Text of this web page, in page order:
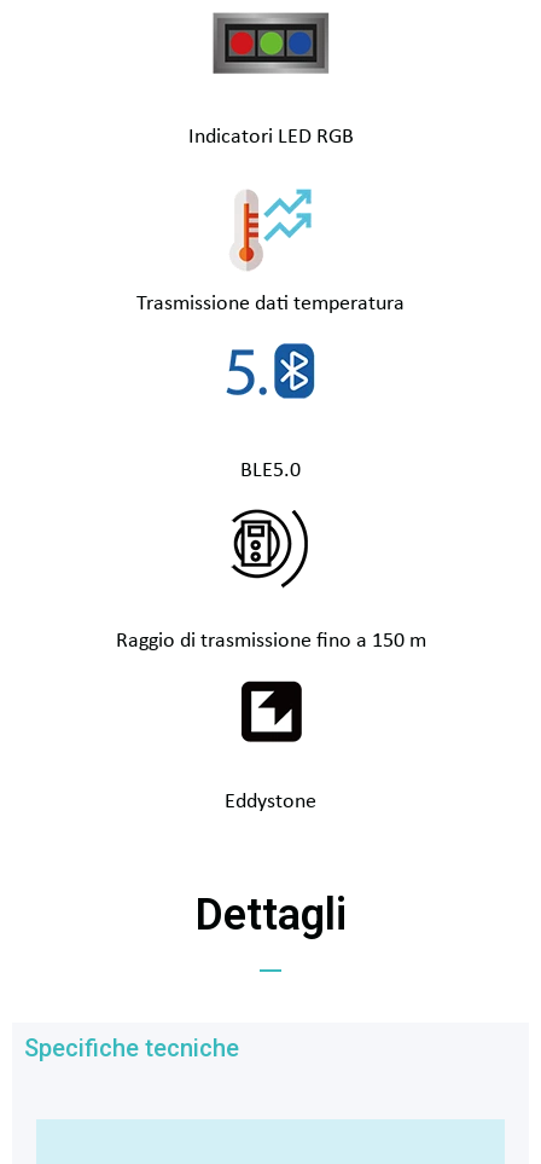
Indicatori LED RGB
Trasmissione dati temperatura
BLE5.0
Raggio di trasmissione fino a 150 m
Eddystone
Dettagli
Specifiche tecniche